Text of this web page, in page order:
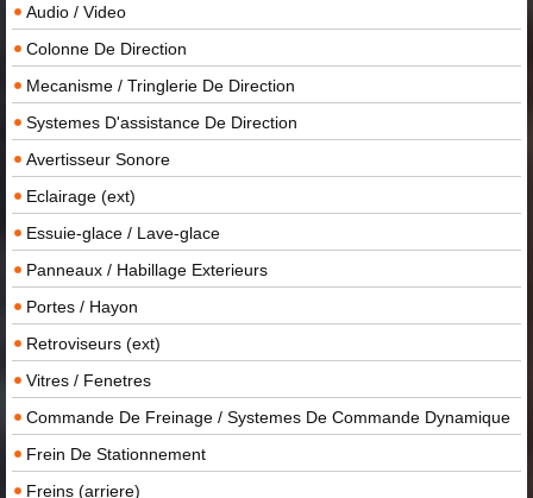
Audio / Video
Colonne De Direction
Mecanisme / Tringlerie De Direction
Systemes D'assistance De Direction
Avertisseur Sonore
Eclairage (ext)
Essuie-glace / Lave-glace
Panneaux / Habillage Exterieurs
Portes / Hayon
Retroviseurs (ext)
Vitres / Fenetres
Commande De Freinage / Systemes De Commande Dynamique
Frein De Stationnement
Freins (arriere)